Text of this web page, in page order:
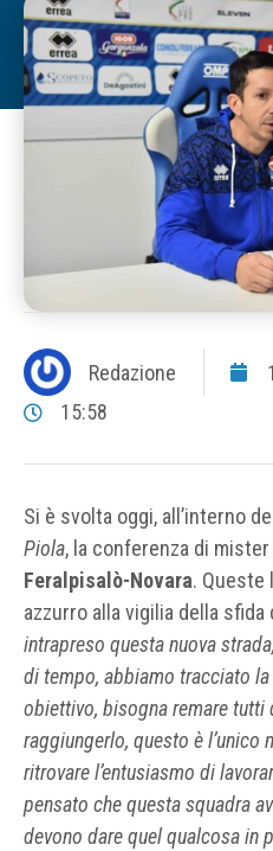
Redazione
15:58
Si è svolta oggi, all’interno
Piola, la conferenza di mister
Feralpisalò-Novara. Queste
azzurro alla vigilia della sfida
intrapreso questa nuova
di tempo, abbiamo tracciato la
obiettivo, bisogna remare tutti
raggiungerlo, questo è l’unico
ritrovare l’entusiasmo di
pensato che questa squadra
devono dare quel qualcosa in